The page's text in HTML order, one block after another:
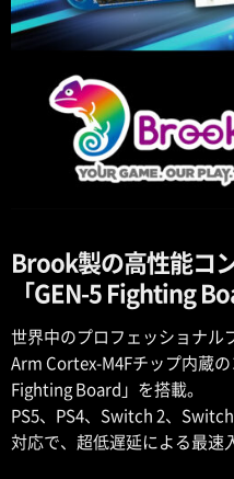
Brook製の高性能コ
「GEN-5 Fighting
世界中のプロフェッショナル
Arm Cortex-M4Fチップ内蔵
Fighting Board」を搭載。
PS5、PS4、Switch 2、
対応で、超低遅延による最速